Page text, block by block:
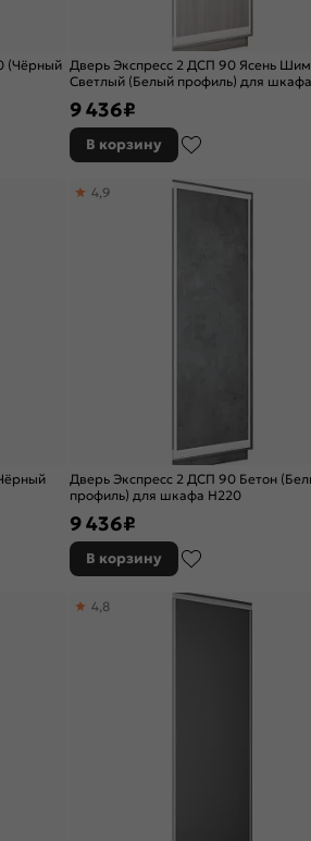
(Чёрный Дверь Экспресс 2 ДСП 90 Ясень
Светлый (Белый профиль) для
9 436₽
В корзину
Дверь Экспресс 2 ДСП 90 Бетон
профиль) для шкафа Н220
4,9
9 436₽
В корзину
4,8